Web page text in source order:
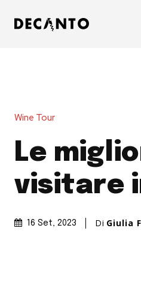
Wine Tour
Le
visitare
16 Set, 2023 Di Giulia